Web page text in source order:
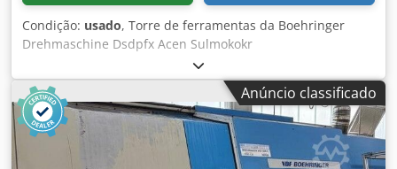
Condição: usado, Torre de ferramentas da Boehringer
Drehmaschine Dsdpfx Acen Sulmokokr
Anúncio classificado